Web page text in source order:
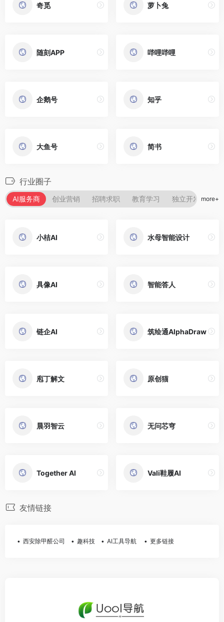
奇觅 萝卜兔
随刻APP 哔哩哔哩
企鹅号 知乎
大鱼号 简书
行业圈子
AI服务商 创业营销 招聘求职 教育学习 独立开发 生
more+
小桔AI 水母智能设计
具像AI 智能答人
链企AI 筑绘通AlphaDraw
庖丁解文 原创猫
晨羽智云 无问芯穹
Together AI Vali鞋履AI
友情链接
西安除甲醛公司 趣科技 AI工具导航 更多链接